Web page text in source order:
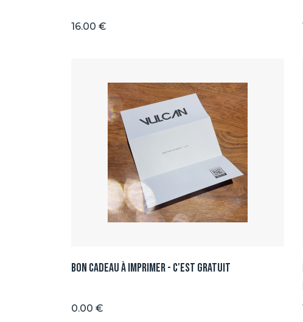
16.00 €
Bon Cadeau à imprimer - C'est GRATUIT
0.00 €